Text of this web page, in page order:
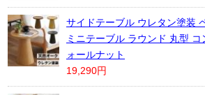
サイドテーブル ウレタン塗装
ミニテーブル ラウンド 丸型
ォールナット
19,290円